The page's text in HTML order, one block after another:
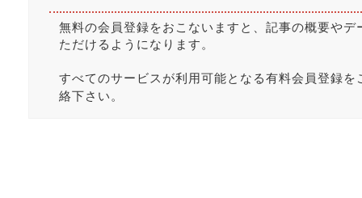
無料の会員登録をおこないますと、記事の概要や
ただけるようになります。
すべてのサービスが利用可能となる有料会員登録を
絡下さい。